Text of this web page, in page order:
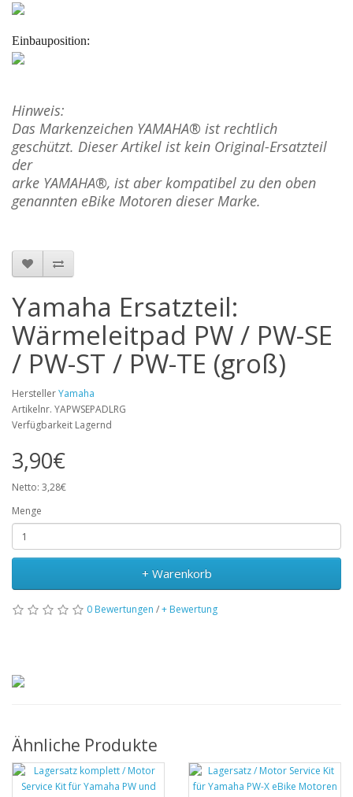
Einbauposition:
Hinweis:
Das Markenzeichen YAMAHA® ist rechtlich
geschützt. Dieser Artikel ist kein Original-Ersatzteil
der
arke YAMAHA®, ist aber kompatibel zu den oben
genannten eBike Motoren dieser Marke.
Yamaha Ersatzteil:
Wärmeleitpad PW / PW-SE
/ PW-ST / PW-TE (groß)
HerstellerYamaha
Artikelnr. YAPWSEPADLRG
Verfügbarkeit Lagernd
3,90€
Netto: 3,28€
Menge
+ Warenkorb
0 Bewertungen /+ Bewertung
Ähnliche Produkte